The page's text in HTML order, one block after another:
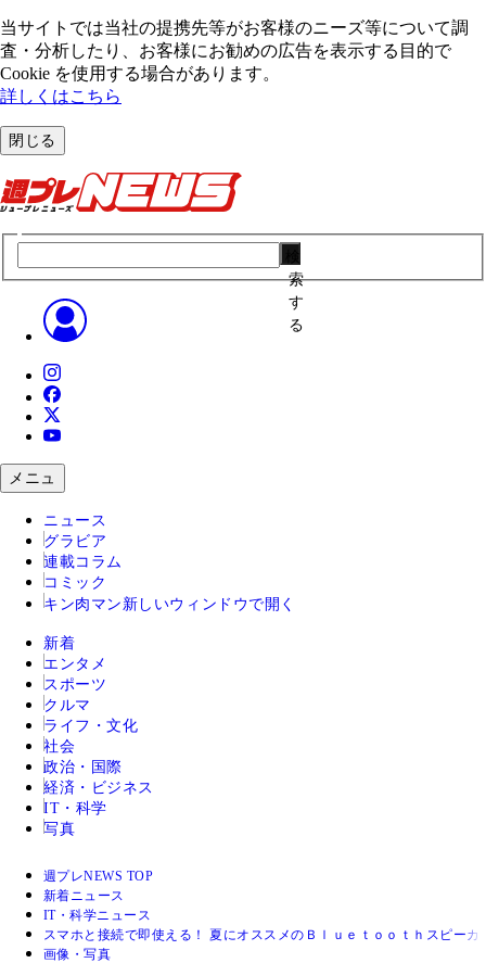
当サイトでは当社の提携先等がお客様のニーズ等について調
査・分析したり、お客様にお勧めの広告を表⽰する⽬的で
Cookie を使⽤する場合があります。
詳しくはこちら
閉じる
索
す
る
メニュ
ニュース
グラビア
連載コラム
コミック
キン肉マン 新しいウィンドウで開く
新着
エンタメ
スポーツ
クルマ
ライフ・文化
社会
政治・国際
経済・ビジネス
IT・科学
写真
週プレNEWS TOP
新着ニュース
IT・科学ニュース
スマホと接続で即使える！ 夏にオススメのＢｌｕｅｔｏｏｔｈスピーカ
画像・写真